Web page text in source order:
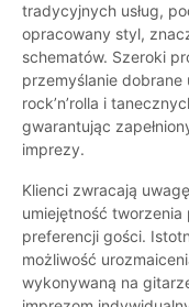
tradycyjnych usług,
opracowany styl,
schematów. Szeroki
przemyślanie
rock’n’rolla i
gwarantując
imprezy.
Klienci zwracają
umiejętność
preferencji gości.
możliwość
wykonywaną na